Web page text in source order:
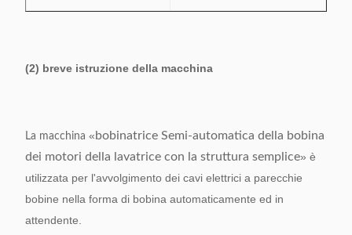
(2) breve istruzione della macchina
La macchina «bobinatrice Semi-automatica della bobina
dei motori della lavatrice con la struttura semplice» è
utilizzata per l'avvolgimento dei cavi elettrici a parecchie
bobine nella forma di bobina automaticamente ed in
attendente.